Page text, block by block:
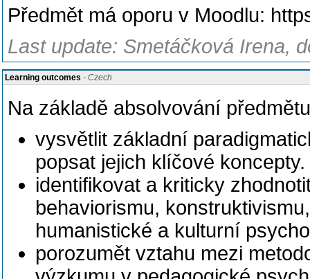
Předmět má oporu v Moodlu:
Last update: Smetáčková Irena,
Learning outcomes - Czech
Na základě absolvování
vysvětlit základní
popsat jejich klíčové koncepty.
identifikovat a kriticky
behaviorismu,
humanistické a kulturní
porozumět vztahu mezi